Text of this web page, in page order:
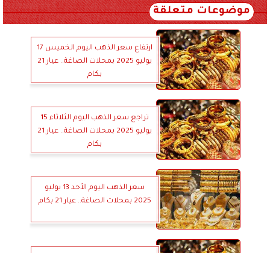
موضوعات متعلقة
ارتفاع سعر الذهب اليوم الخميس 17
يوليو 2025 بمحلات الصاغة.. عيار 21
بكام
تراجع سعر الذهب اليوم الثلاثاء 15
يوليو 2025 بمحلات الصاغة.. عيار 21
بكام
سعر الذهب اليوم الأحد 13 يوليو
2025 بمحلات الصاغة.. عيار 21 بكام